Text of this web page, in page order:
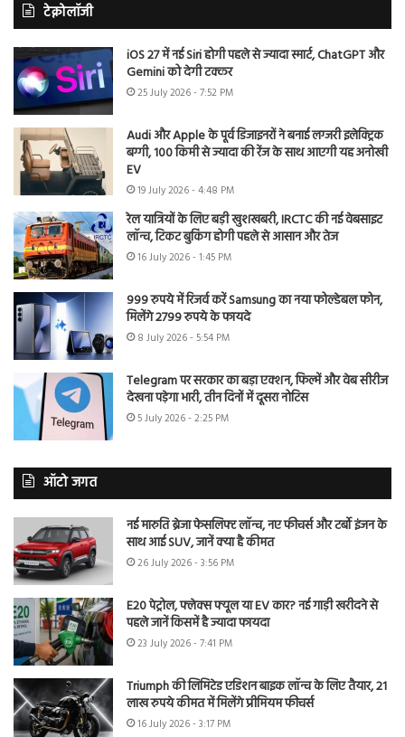
टेक्नोलॉजी
iOS 27 में नई Siri होगी पहले से ज्यादा स्मार्ट, ChatGPT और
Gemini को देगी टक्कर
25 July 2026 - 7:52 PM
Audi और Apple के पूर्व डिजाइनरों ने बनाई लग्जरी इलेक्ट्रिक
बग्गी, 100 किमी से ज्यादा की रेंज के साथ आएगी यह अनोखी
EV
19 July 2026 - 4:48 PM
रेल यात्रियों के लिए बड़ी खुशखबरी, IRCTC की नई वेबसाइट
लॉन्च, टिकट बुकिंग होगी पहले से आसान और तेज
16 July 2026 - 1:45 PM
999 रुपये में रिजर्व करें Samsung का नया फोल्डेबल फोन,
मिलेंगे 2799 रुपये के फायदे
8 July 2026 - 5:54 PM
Telegram पर सरकार का बड़ा एक्शन, फिल्में और वेब सीरीज
देखना पड़ेगा भारी, तीन दिनों में दूसरा नोटिस
5 July 2026 - 2:25 PM
ऑटो जगत
नई मारुति ब्रेजा फेसलिफ्ट लॉन्च, नए फीचर्स और टर्बो इंजन के
साथ आई SUV, जानें क्या है कीमत
26 July 2026 - 3:56 PM
E20 पेट्रोल, फ्लेक्स फ्यूल या EV कार? नई गाड़ी खरीदने से
पहले जानें किसमें है ज्यादा फायदा
23 July 2026 - 7:41 PM
Triumph की लिमिटेड एडिशन बाइक लॉन्च के लिए तैयार, 21
लाख रुपये कीमत में मिलेंगे प्रीमियम फीचर्स
16 July 2026 - 3:17 PM